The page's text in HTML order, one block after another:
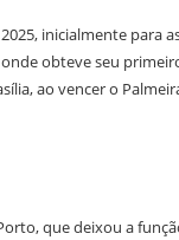
inicialmente para
obteve seu
ao vencer o
que deixou a